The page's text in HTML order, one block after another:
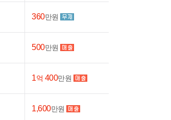
360만원
500만원
1억 400만원
1,600만원